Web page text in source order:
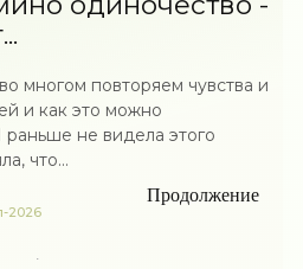
многом повторяем чувства и
и как это можно
не видела этого
что...
Продолжение
2026